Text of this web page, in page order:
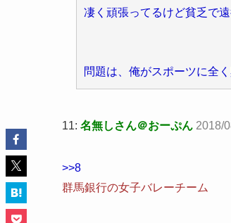
凄く頑張ってるけど貧乏で遠
問題は、俺がスポーツに全
11: 名無しさん＠おーぷん 2018/
>>8
群馬銀行の女子バレーチーム